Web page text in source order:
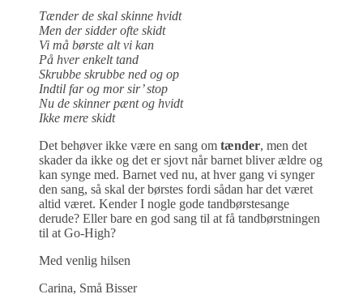
Tænder de skal skinne hvidt
Men der sidder ofte skidt
Vi må børste alt vi kan
På hver enkelt tand
Skrubbe skrubbe ned og op
Indtil far og mor sir’ stop
Nu de skinner pænt og hvidt
Ikke mere skidt
Det behøver ikke være en sang om tænder, men det
skader da ikke og det er sjovt når barnet bliver ældre og
kan synge med. Barnet ved nu, at hver gang vi synger
den sang, så skal der børstes fordi sådan har det været
altid været. Kender I nogle gode tandbørstesange
derude? Eller bare en god sang til at få tandbørstningen
til at Go-High?
Med venlig hilsen
Carina, Små Bisser